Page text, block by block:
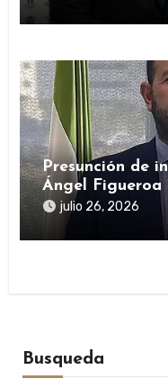
Presunción de
Ángel
sobre SEPI
julio 26, 2026
Busqueda